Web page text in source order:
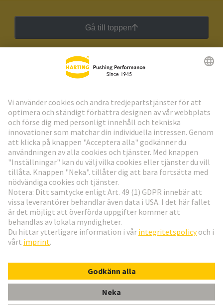
Gå till toppen
HARTING:s nyhetsbrev
Gå till registrering
Social Media
Sverige
© Teknologi-koncernen HARTING
ImprintIntegritetspolicy